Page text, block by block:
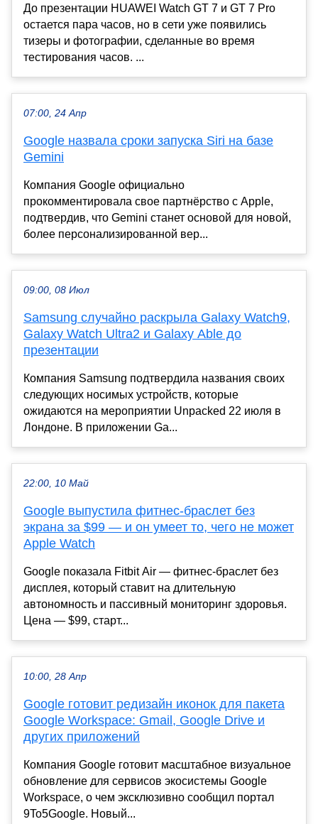
До презентации HUAWEI Watch GT 7 и GT 7 Pro
остается пара часов, но в сети уже появились
тизеры и фотографии, сделанные во время
тестирования часов. ...
07:00, 24 Апр
Google назвала сроки запуска Siri на базе
Gemini
Компания Google официально
прокомментировала свое партнёрство с Apple,
подтвердив, что Gemini станет основой для новой,
более персонализированной вер...
09:00, 08 Июл
Samsung случайно раскрыла Galaxy Watch9,
Galaxy Watch Ultra2 и Galaxy Able до
презентации
Компания Samsung подтвердила названия своих
следующих носимых устройств, которые
ожидаются на мероприятии Unpacked 22 июля в
Лондоне. В приложении Ga...
22:00, 10 Май
Google выпустила фитнес-браслет без
экрана за $99 — и он умеет то, чего не может
Apple Watch
Google показала Fitbit Air — фитнес-браслет без
дисплея, который ставит на длительную
автономность и пассивный мониторинг здоровья.
Цена — $99, старт...
10:00, 28 Апр
Google готовит редизайн иконок для пакета
Google Workspace: Gmail, Google Drive и
других приложений
Компания Google готовит масштабное визуальное
обновление для сервисов экосистемы Google
Workspace, о чем эксклюзивно сообщил портал
9To5Google. Новый...